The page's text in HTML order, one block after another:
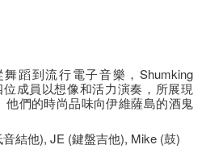
蹈到流行電子音樂，Shumking
成員以想像和活力演奏，所展現
他們的時尚品味向伊維薩島的酒鬼
結他), JE (鍵盤吉他), Mike (鼓)